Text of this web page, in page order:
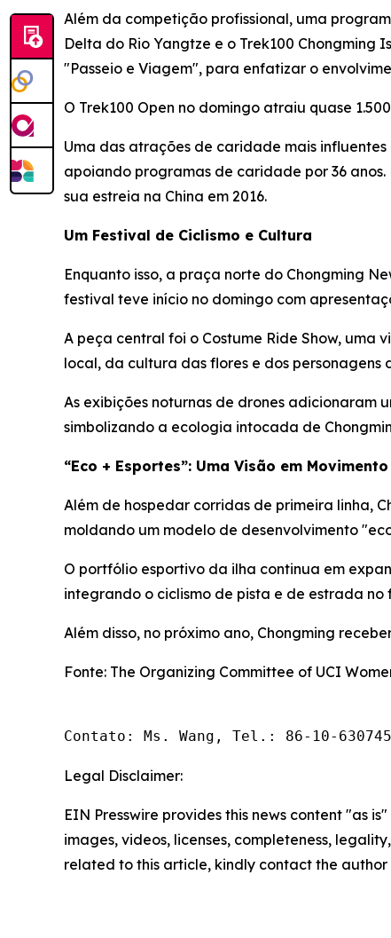
Além da competição profissional, uma
Delta do Rio Yangtze e o Trek100
"Passeio e Viagem", para enfatizar o
O Trek100 Open no domingo atraiu quase
Uma das atrações de caridade mais
apoiando programas de caridade por 36
sua estreia na China em 2016.
Um Festival de Ciclismo e Cultura
Enquanto isso, a praça norte do Chongming
festival teve início no domingo com
A peça central foi o Costume Ride Show,
local, da cultura das flores e dos personagens
As exibições noturnas de drones adicionaram
simbolizando a ecologia intocada de
“Eco + Esportes”: Uma Visão em Movimento
Além de hospedar corridas de primeira linha,
moldando um modelo de desenvolvimento
O portfólio esportivo da ilha continua em
integrando o ciclismo de pista e de estrada no
Além disso, no próximo ano, Chongming
Fonte: The Organizing Committee of UCI
Contato: Ms. Wang, Tel.: 86-10-
Legal Disclaimer:
EIN Presswire provides this news content "as
images, videos, licenses, completeness,
related to this article, kindly contact the author